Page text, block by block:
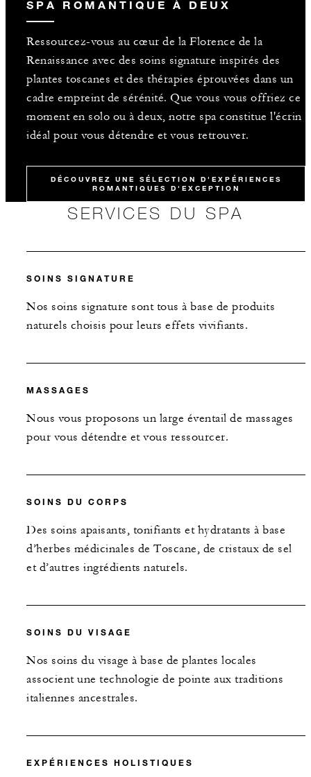
SPA ROMANTIQUE À DEUX
Ressourcez-vous au cœur de la Florence de la
Renaissance avec des soins signature inspirés des
plantes toscanes et des thérapies éprouvées dans un
cadre empreint de sérénité. Que vous vous offriez ce
moment en solo ou à deux, notre spa constitue l'écrin
idéal pour vous détendre et vous retrouver.
DÉCOUVREZ UNE SÉLECTION D'EXPÉRIENCES
ROMANTIQUES D'EXCEPTION
SERVICES DU SPA
SOINS SIGNATURE
Nos soins signature sont tous à base de produits
naturels choisis pour leurs effets vivifiants.
MASSAGES
Nous vous proposons un large éventail de massages
pour vous détendre et vous ressourcer.
SOINS DU CORPS
Des soins apaisants, tonifiants et hydratants à base
d’herbes médicinales de Toscane, de cristaux de sel
et d’autres ingrédients naturels.
SOINS DU VISAGE
Nos soins du visage à base de plantes locales
associent une technologie de pointe aux traditions
italiennes ancestrales.
EXPÉRIENCES HOLISTIQUES